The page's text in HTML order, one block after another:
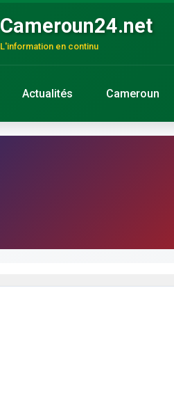
Cameroun24.net
L'information en continu
Actualités Cameroun